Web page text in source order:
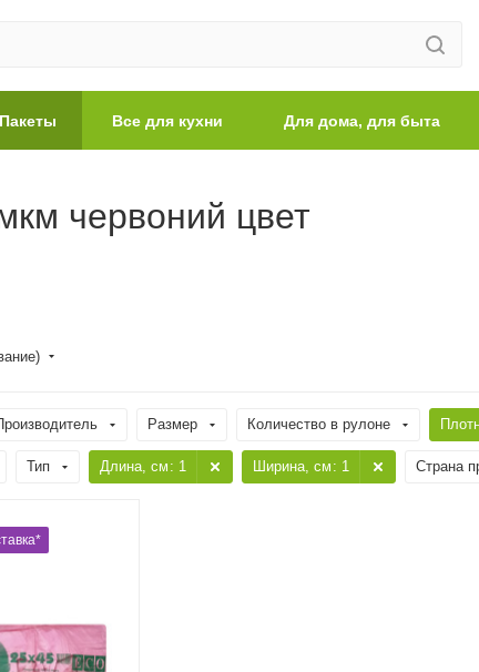
Пакеты Все для кухни Для дома, для быта
червоний цвет
Размер Количество в рулоне
Тип Длина, cм: 1 Ширина, cм: 1 Страна